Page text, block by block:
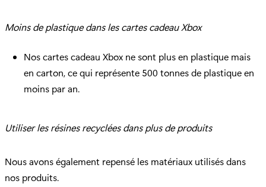
Moins de plastique dans les cartes cadeau Xbox
Nos cartes cadeau Xbox ne sont plus en plastique mais
en carton, ce qui représente 500 tonnes de plastique en
moins par an.
Utiliser les résines recyclées dans plus de produits
Nous avons également repensé les matériaux utilisés dans
nos produits.